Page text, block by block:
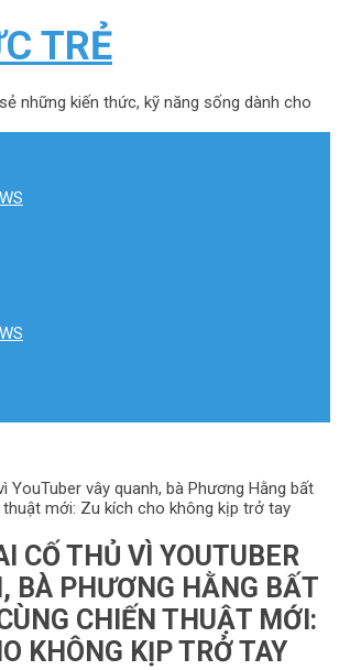
TRẺ
những kiến thức, kỹ năng sống dành cho
YouTuber vây quanh, bà Phương Hằng bất
mới: Zu kích cho không kịp trở tay
CỐ THỦ VÌ YOUTUBER
BÀ PHƯƠNG HẰNG BẤT
CHIẾN THUẬT MỚI:
KHÔNG KỊP TRỞ TAY